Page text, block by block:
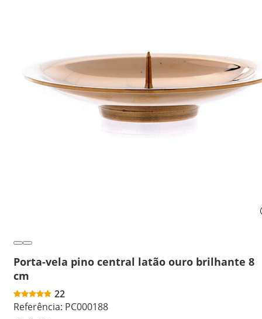
Porta-vela pino central latão ouro brilhante 8
cm
22
Referência: PC000188